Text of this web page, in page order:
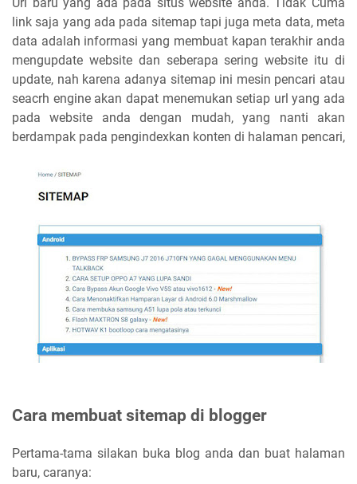
link saja yang ada pada sitemap tapi juga meta data, meta
data adalah informasi yang membuat kapan terakhir anda
mengupdate website dan seberapa sering website itu di
update, nah karena adanya sitemap ini mesin pencari atau
seacrh engine akan dapat menemukan setiap url yang ada
pada website anda dengan mudah, yang nanti akan
berdampak pada pengindexkan konten di halaman pencari,
Cara membuat sitemap di blogger
Pertama-tama silakan buka blog anda dan buat halaman
baru, caranya: